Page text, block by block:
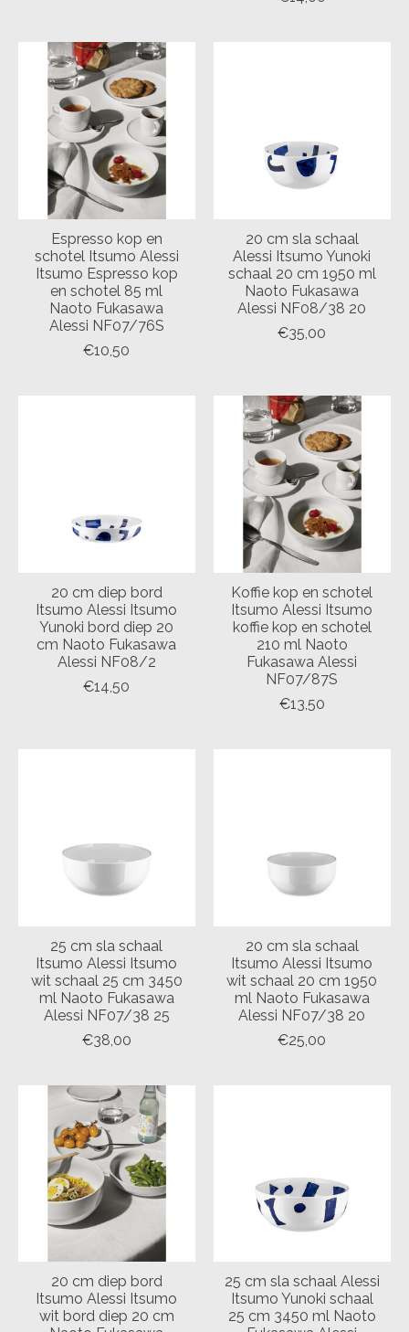
Espresso kop en
schotel Itsumo Alessi
Itsumo Espresso kop
en schotel 85 ml
Naoto Fukasawa
Alessi NF07/76S
€10,50
20 cm sla schaal
Alessi Itsumo Yunoki
schaal 20 cm 1950 ml
Naoto Fukasawa
Alessi NF08/38 20
€35,00
20 cm diep bord
Itsumo Alessi Itsumo
Yunoki bord diep 20
cm Naoto Fukasawa
Alessi NF08/2
€14,50
Koffie kop en schotel
Itsumo Alessi Itsumo
koffie kop en schotel
210 ml Naoto
Fukasawa Alessi
NF07/87S
€13,50
25 cm sla schaal
Itsumo Alessi Itsumo
wit schaal 25 cm 3450
ml Naoto Fukasawa
Alessi NF07/38 25
€38,00
20 cm sla schaal
Itsumo Alessi Itsumo
wit schaal 20 cm 1950
ml Naoto Fukasawa
Alessi NF07/38 20
€25,00
20 cm diep bord
Itsumo Alessi Itsumo
wit bord diep 20 cm
25 cm sla schaal Alessi
Itsumo Yunoki schaal
25 cm 3450 ml Naoto